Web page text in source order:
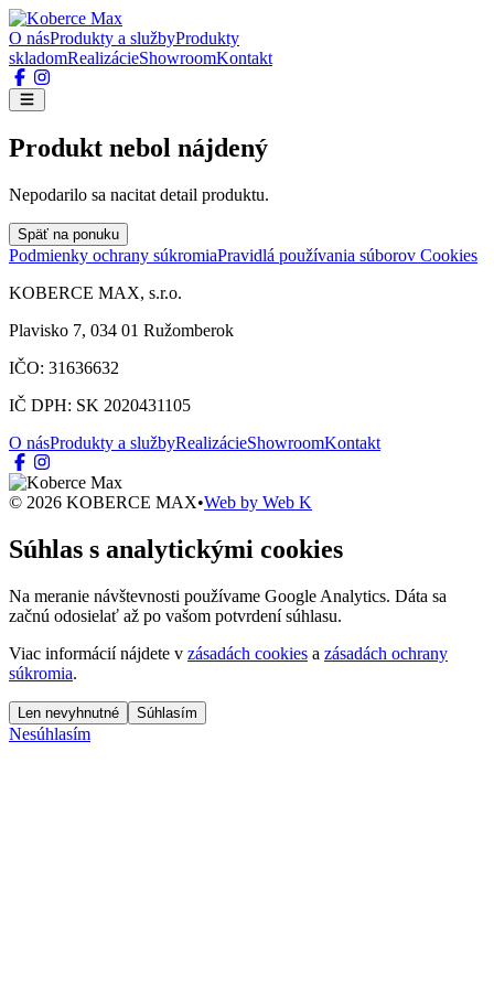
O násProdukty a službyProdukty
skladomRealizácieShowroomKontakt
Produkt nebol nájdený
Nepodarilo sa nacitat detail produktu.
Späť na ponuku
Podmienky ochrany súkromiaPravidlá používania súborov Cookies
KOBERCE MAX, s.r.o.
Plavisko 7, 034 01 Ružomberok
IČO: 31636632
IČ DPH: SK 2020431105
O násProdukty a službyRealizácieShowroomKontakt
© 2026 KOBERCE MAX•Web by Web K
Súhlas s analytickými cookies
Na meranie návštevnosti používame Google Analytics. Dáta sa
začnú odosielať až po vašom potvrdení súhlasu.
Viac informácií nájdete v zásadách cookies a zásadách ochrany
súkromia.
Len nevyhnutné Súhlasím
Nesúhlasím